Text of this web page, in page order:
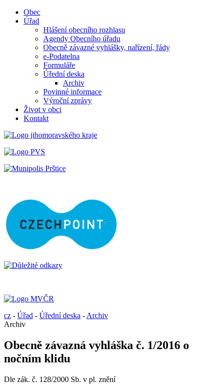
Obec
Úřad
Hlášení obecního rozhlasu
Agendy Obecního úřadu
Obecně závazné vyhlášky, nařízení, řády
e-Podatelna
Formuláře
Úřední deska
Archiv
Povinné informace
Výroční zprávy
Život v obci
Kontakt
cz - Úřad - Úřední deska - Archiv
Archiv
Obecně závazná vyhláška č. 1/2016 o
nočním klidu
Dle zák. č. 128/2000 Sb. v pl. znění